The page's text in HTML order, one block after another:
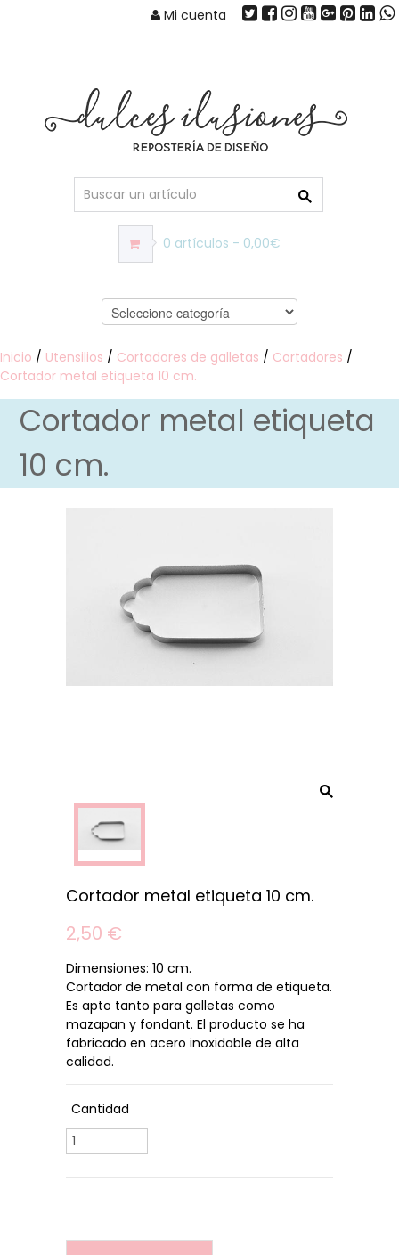
Mi cuenta
0 artículos - 0,00€
Inicio / Utensilios / Cortadores de galletas / Cortadores /
Cortador metal etiqueta 10 cm.
Cortador metal etiqueta
10 cm.
Cortador metal etiqueta 10 cm.
2,50 €
Dimensiones: 10 cm.
Cortador de metal con forma de etiqueta.
Es apto tanto para galletas como
mazapan y fondant. El producto se ha
fabricado en acero inoxidable de alta
calidad.
Cantidad